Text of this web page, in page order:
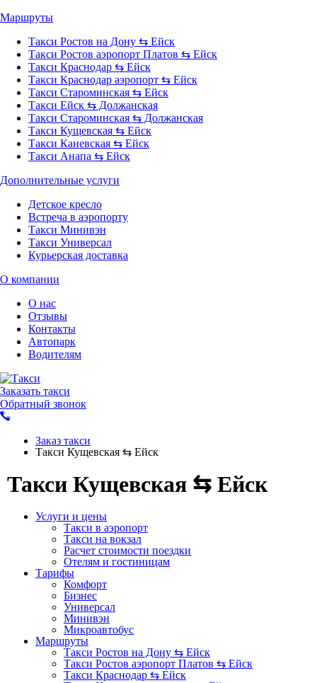
Маршруты
Такси Ростов на Дону ⇆ Ейск
Такси Ростов аэропорт Платов ⇆ Ейск
Такси Краснодар ⇆ Ейск
Такси Краснодар аэропорт ⇆ Ейск
Такси Староминская ⇆ Ейск
Такси Ейск ⇆ Должанская
Такси Староминская ⇆ Должанская
Такси Кущевская ⇆ Ейск
Такси Каневская ⇆ Ейск
Такси Анапа ⇆ Ейск
Дополнительные услуги
Детское кресло
Встреча в аэропорту
Такси Минивэн
Такси Универсал
Курьерская доставка
О компании
О нас
Отзывы
Контакты
Автопарк
Водителям
Заказать такси
Обратный звонок
Заказ такси
Такси Кущевская ⇆ Ейск
Такси Кущевская ⇆ Ейск
Услуги и цены
Такси в аэропорт
Такси на вокзал
Расчет стоимости поездки
Отелям и гостиницам
Тарифы
Комфорт
Бизнес
Универсал
Минивэн
Микроавтобус
Маршруты
Такси Ростов на Дону ⇆ Ейск
Такси Ростов аэропорт Платов ⇆ Ейск
Такси Краснодар ⇆ Ейск